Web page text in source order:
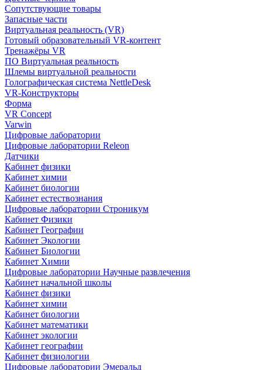
Сопутствующие товары
Запасные части
Виртуальная реальность (VR)
Готовый образовательный VR-контент
Тренажёры VR
ПО Виртуальная реальность
Шлемы виртуальной реальности
Голографическая система NettleDesk
VR-Конструкторы
Форма
VR Concept
Varwin
Цифровые лаборатории
Цифровые лаборатории Releon
Датчики
Кабинет физики
Кабинет химии
Кабинет биологии
Кабинет естествознания
Цифровые лаборатории Строникум
Кабинет Физики
Кабинет Географии
Кабинет Экологии
Кабинет Биологии
Кабинет Химии
Цифровые лаборатории Научные развлечения
Кабинет начальной школы
Кабинет физики
Кабинет химии
Кабинет биологии
Кабинет математики
Кабинет экологии
Кабинет географии
Кабинет физиологии
Цифровые лаборатории Эмеральд